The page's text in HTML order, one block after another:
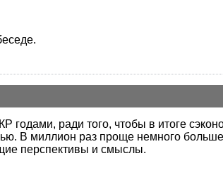
ради того, чтобы в итоге
В миллион раз проще немного больше
перспективы и смыслы.